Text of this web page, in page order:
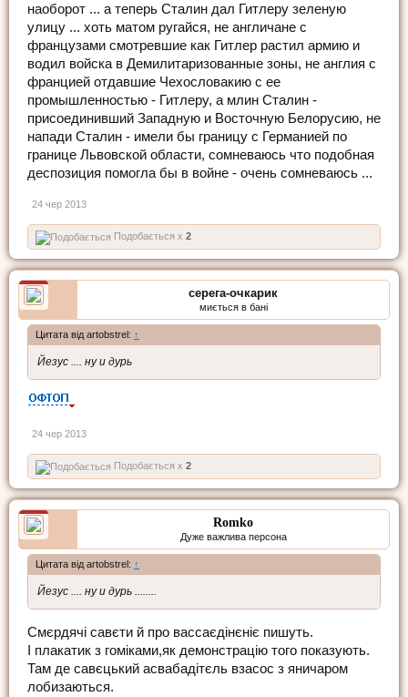
наоборот ... а теперь Сталин дал Гитлеру зеленую
улицу ... хоть матом ругайся, не англичане с
французами смотревшие как Гитлер растил армию и
водил войска в Демилитаризованные зоны, не англия с
францией отдавшие Чехословакию с ее
промышленностью - Гитлеру, а млин Сталин -
присоединивший Западную и Восточную Белорусию, не
напади Сталин - имели бы границу с Германией по
границе Львовской области, сомневаюсь что подобная
деспозиция помогла бы в войне - очень сомневаюсь ...
24 чер 2013
Подобається x 2
серега-очкарик
миється в бані
Цитата від artobstrel: ↑
Йезус .... ну и дурь
24 чер 2013
Подобається x 2
Romko
Дуже важлива персона
Цитата від artobstrel: ↑
Йезус .... ну и дурь ........
Смєрдячі савєти й про вассаєдінєніє пишуть.
І плакатик з гоміками,як демонстрацію того показують.
Там де савєцький асвабадітєль взасос з яничаром
лобизаються.